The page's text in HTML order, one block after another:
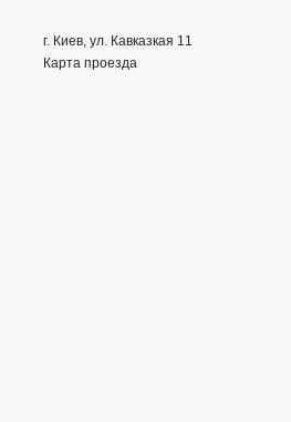
г. Киев, ул. Кавказкая 11
Карта проезда